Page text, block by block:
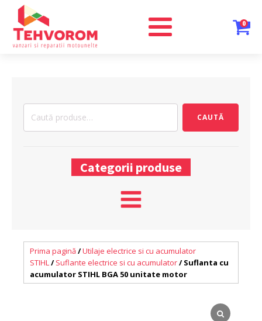
0
Caută
CAUTĂ
Categorii produse
Prima pagină/Utilaje electrice si cu acumulator
STIHL/Suflante electrice si cu acumulator/ Suflanta cu
acumulator STIHL BGA 50 unitate motor